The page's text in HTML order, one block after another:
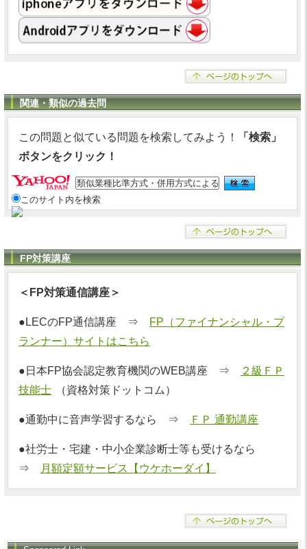
関連・類似の過去問
この問題と似ている問題を検索してみよう！
「検索」
ボタンをクリック！
このサイト内を検索
FP対策講座
＜FP対策通信講座＞
●LECのFP通信講座 ⇒
FP（ファイナンシャル・プ
ランナー）サイトはこちら
●日本FP協会認定教育機関のWEB講座 ⇒
２級ＦＰ
技能士
（資格対策ドットコム）
●通勤中に音声学習するなら ⇒ ＦＰ 通勤講座
●社労士・宅建・中小企業診断士等も受けるなら
⇒
月額定額サービス【ウケホーダイ】